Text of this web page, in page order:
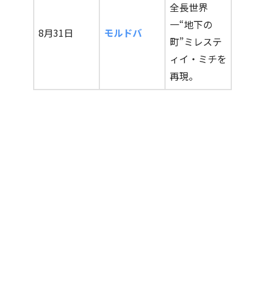
8月31日 モルドバ
全長世界
一“地下の
町”ミレステ
ィイ・ミチを
再現。